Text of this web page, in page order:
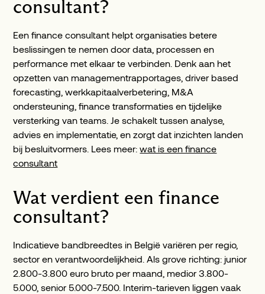
consultant?
Een finance consultant helpt organisaties betere
beslissingen te nemen door data, processen en
performance met elkaar te verbinden. Denk aan het
opzetten van managementrapportages, driver based
forecasting, werkkapitaalverbetering, M&A
ondersteuning, finance transformaties en tijdelijke
versterking van teams. Je schakelt tussen analyse,
advies en implementatie, en zorgt dat inzichten landen
bij besluitvormers. Lees meer:wat is een finance
consultant
Wat verdient een finance
consultant?
Indicatieve bandbreedtes in België variëren per regio,
sector en verantwoordelijkheid. Als grove richting: junior
2.800-3.800 euro bruto per maand, medior 3.800-
5.000, senior 5.000-7.500. Interim-tarieven liggen vaak